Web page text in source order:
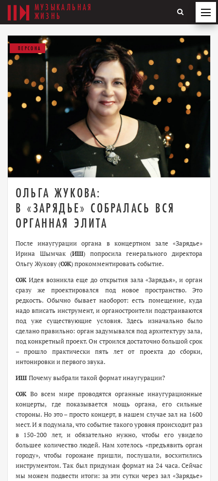
МУЗЫКАЛЬНАЯ
ЖИЗНЬ
ПЕРСОНА
ОЛЬГА ЖУКОВА:
В «ЗАРЯДЬЕ» СОБРАЛАСЬ ВСЯ
ОРГАННАЯ ЭЛИТА
После инаугурации органа в концертном зале «Зарядье»
Ирина Шымчак(ИШ) попросила генерального директора
Ольгу Жукову(ОЖ)прокомментировать событие.
ОЖИдея возникла еще до открытия зала «Зарядья», и орган
сразу же проектировался под новое пространство. Это
редкость. Обычно бывает наоборот: есть помещение, куда
надо вписать инструмент, и органостроители подстраиваются
под уже существующие условия. Здесь изначально было
сделано правильно: орган задумывался под архитектуру зала,
под конкретный проект. Он строился достаточно большой срок
– прошло практически пять лет от проекта до сборки,
интонировки и первого звука.
ИШ Почему выбрали такой формат инаугурации?
ОЖ Во всем мире проводятся органные инаугурационные
концерты, где показывается мощь органа, его сильные
стороны. Но это – просто концерт, в нашем случае зал на 1600
мест. И я подумала, что событие такого уровня происходит раз
в 150-200 лет, и обязательно нужно, чтобы его увидело
большее количество людей. Нам хотелось «предъявить орган
городу», чтобы горожане пришли, послушали, восхитились
инструментом. Так был придуман формат на 24 часа. Сейчас
мы можем подвести итоги: за эти сутки через зал «Зарядье»